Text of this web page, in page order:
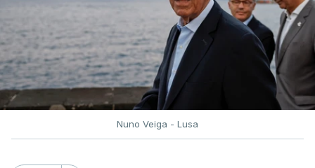
Nuno Veiga - Lusa